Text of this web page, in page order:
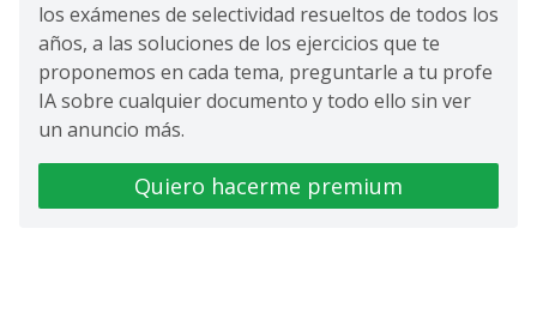
los exámenes de selectividad resueltos de todos los
años, a las soluciones de los ejercicios que te
proponemos en cada tema, preguntarle a tu profe
IA sobre cualquier documento y todo ello sin ver
un anuncio más.
Quiero hacerme premium